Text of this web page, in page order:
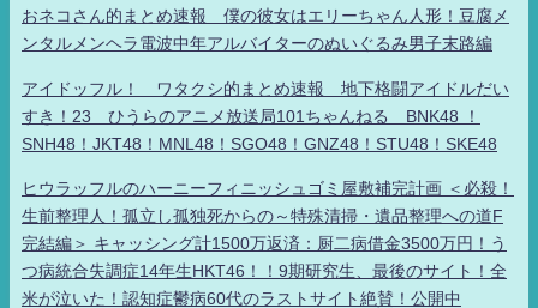
おネコさん的まとめ速報 僕の彼女はエリーちゃん人形！豆腐メ
ンタルメンヘラ電波中年アルバイターのぬいぐるみ男子末路編
アイドッフル！ ワタクシ的まとめ速報 地下格闘アイドルだい
すき！23 ひうらのアニメ放送局101ちゃんねる BNK48 ！
SNH48！JKT48！MNL48！SGO48！GNZ48！STU48！SKE48
ヒウラッフルのハーニーフィニッシュゴミ屋敷補完計画 ＜必殺！
生前整理人！孤立し孤独死からの～特殊清掃・遺品整理への道F
完結編＞ キャッシング計1500万返済：厨二病借金3500万円！う
つ病統合失調症14年生HKT46！！9期研究生、最後のサイト！全
米が泣いた！認知症鬱病60代のラストサイト絶賛！公開中